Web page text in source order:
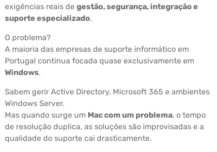
exigências reais de gestão, segurança, integração e
suporte especializado.
O problema?
A maioria das empresas de suporte informático em
Portugal continua focada quase exclusivamente em
Windows.
Sabem gerir Active Directory, Microsoft 365 e ambientes
Windows Server.
Mas quando surge um Mac com um problema, o tempo
de resolução duplica, as soluções são improvisadas e a
qualidade do suporte cai drasticamente.